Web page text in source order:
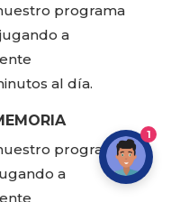
programa
a
al día.
programa
a
1